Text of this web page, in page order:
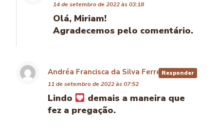
14 de setembro de 2022 às 03:18
Olá, Miriam!
Agradecemos pelo comentário.
Andréa Francisca da Silva Ferreira disse:
11 de setembro de 2022 às 07:52
Lindo
demais a maneira que
fez a pregação.
Responder